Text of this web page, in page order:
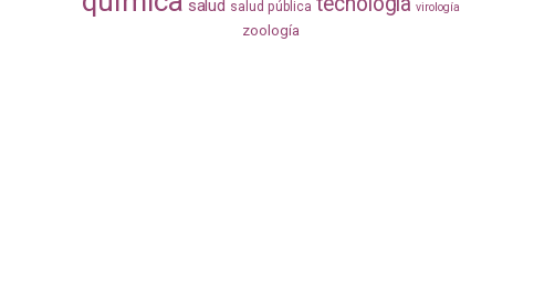
salud salud pública virología
zoología